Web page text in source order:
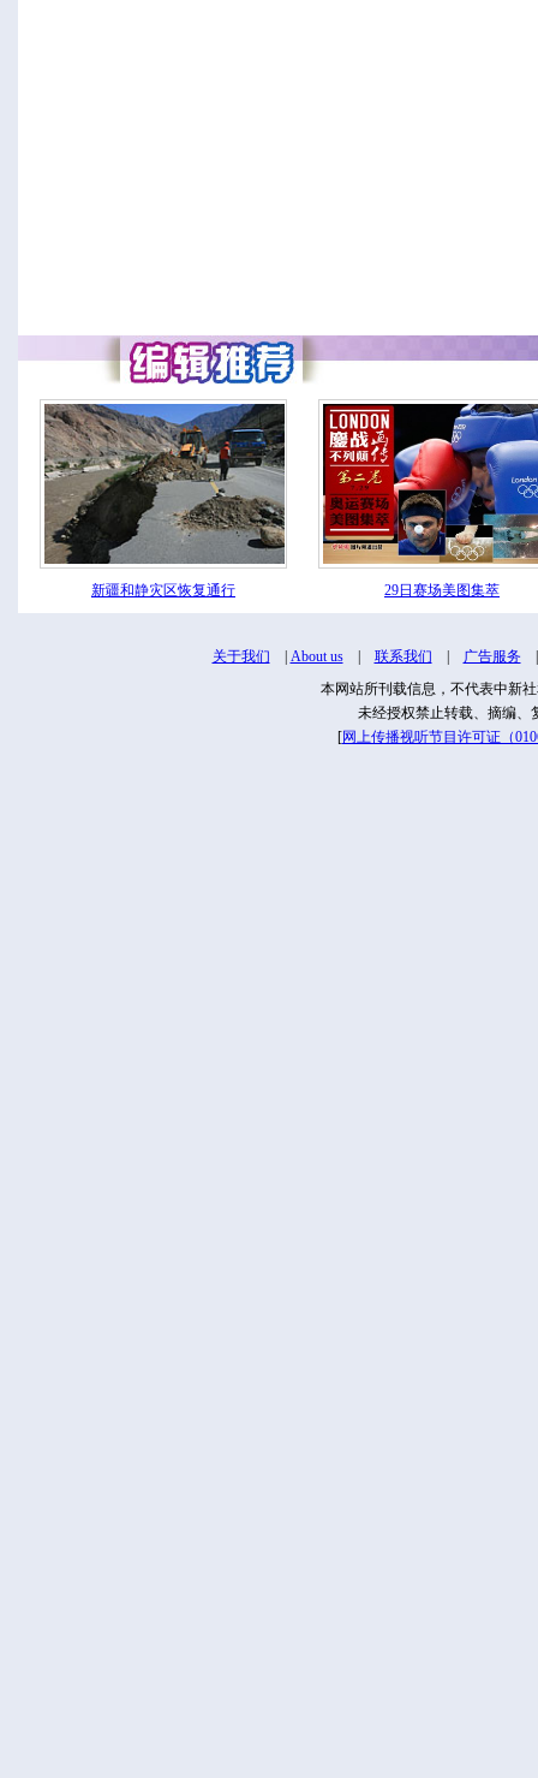
新疆和静灾区恢复通行 29日赛场美图集萃
关于我们 About us| 联系我们 广告服务
本网站所刊载信息，不代表中新
未经授权禁止转载、摘编、
[网上传播视听节目许可证（